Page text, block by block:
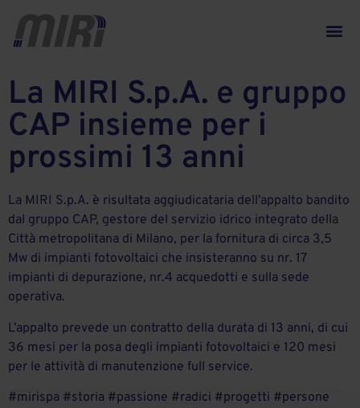
La MIRI S.p.A. e gruppo
CAP insieme per i
prossimi 13 anni
La MIRI S.p.A. è risultata aggiudicataria dell’appalto bandito
dal gruppo CAP, gestore del servizio idrico integrato della
Città metropolitana di Milano, per la fornitura di circa 3,5
Mw di impianti fotovoltaici che insisteranno su nr. 17
impianti di depurazione, nr.4 acquedotti e sulla sede
operativa.
L’appalto prevede un contratto della durata di 13 anni, di cui
36 mesi per la posa degli impianti fotovoltaici e 120 mesi
per le attività di manutenzione full service.
#mirispa #storia #passione #radici #progetti #persone